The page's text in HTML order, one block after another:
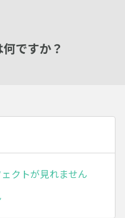
ですか？
クトが見れません